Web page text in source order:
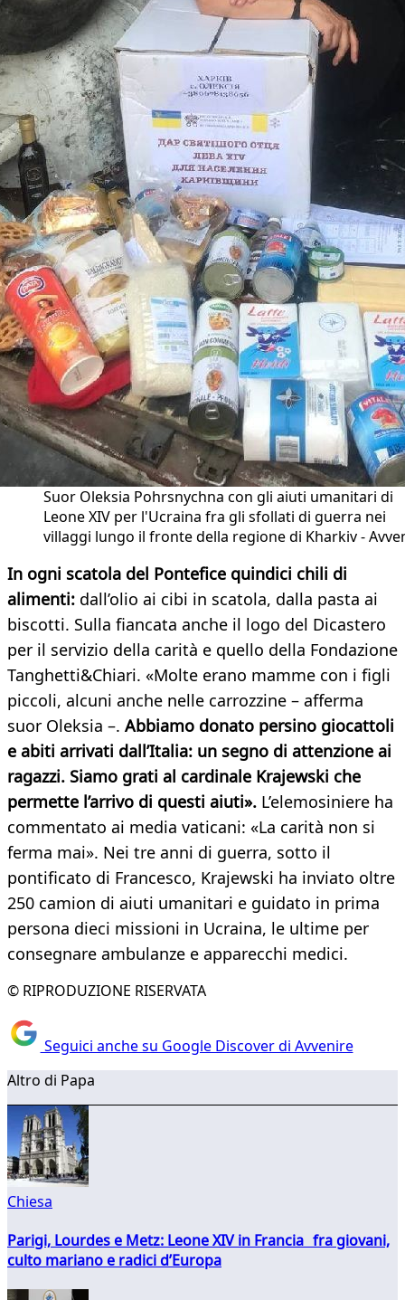
Suor Oleksia Pohrsnychna con gli aiuti umanitari di
Leone XIV per l'Ucraina fra gli sfollati di guerra nei
villaggi lungo il fronte della regione di Kharkiv -
In ogni scatola del Pontefice quindici chili di
alimenti: dall’olio ai cibi in scatola, dalla pasta ai
biscotti. Sulla fiancata anche il logo del Dicastero
per il servizio della carità e quello della Fondazione
Tanghetti&Chiari. «Molte erano mamme con i figli
piccoli, alcuni anche nelle carrozzine – afferma
suor Oleksia –. Abbiamo donato persino giocattoli
e abiti arrivati dall’Italia: un segno di attenzione ai
ragazzi. Siamo grati al cardinale Krajewski che
permette l’arrivo di questi aiuti». L’elemosiniere ha
commentato ai media vaticani: «La carità non si
ferma mai». Nei tre anni di guerra, sotto il
pontificato di Francesco, Krajewski ha inviato oltre
250 camion di aiuti umanitari e guidato in prima
persona dieci missioni in Ucraina, le ultime per
consegnare ambulanze e apparecchi medici.
© RIPRODUZIONE RISERVATA
Seguici anche su Google Discover di Avvenire
Altro di Papa
Chiesa
Parigi, Lourdes e Metz: Leone XIV in Francia fra giovani,
culto mariano e radici d’Europa